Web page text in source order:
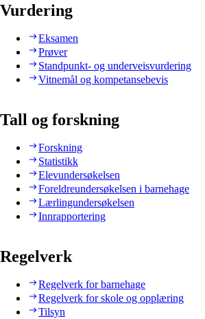
Vurdering
Eksamen
Prøver
Standpunkt- og underveisvurdering
Vitnemål og kompetansebevis
Tall og forskning
Forskning
Statistikk
Elevundersøkelsen
Foreldreundersøkelsen i barnehage
Lærlingundersøkelsen
Innrapportering
Regelverk
Regelverk for barnehage
Regelverk for skole og opplæring
Tilsyn